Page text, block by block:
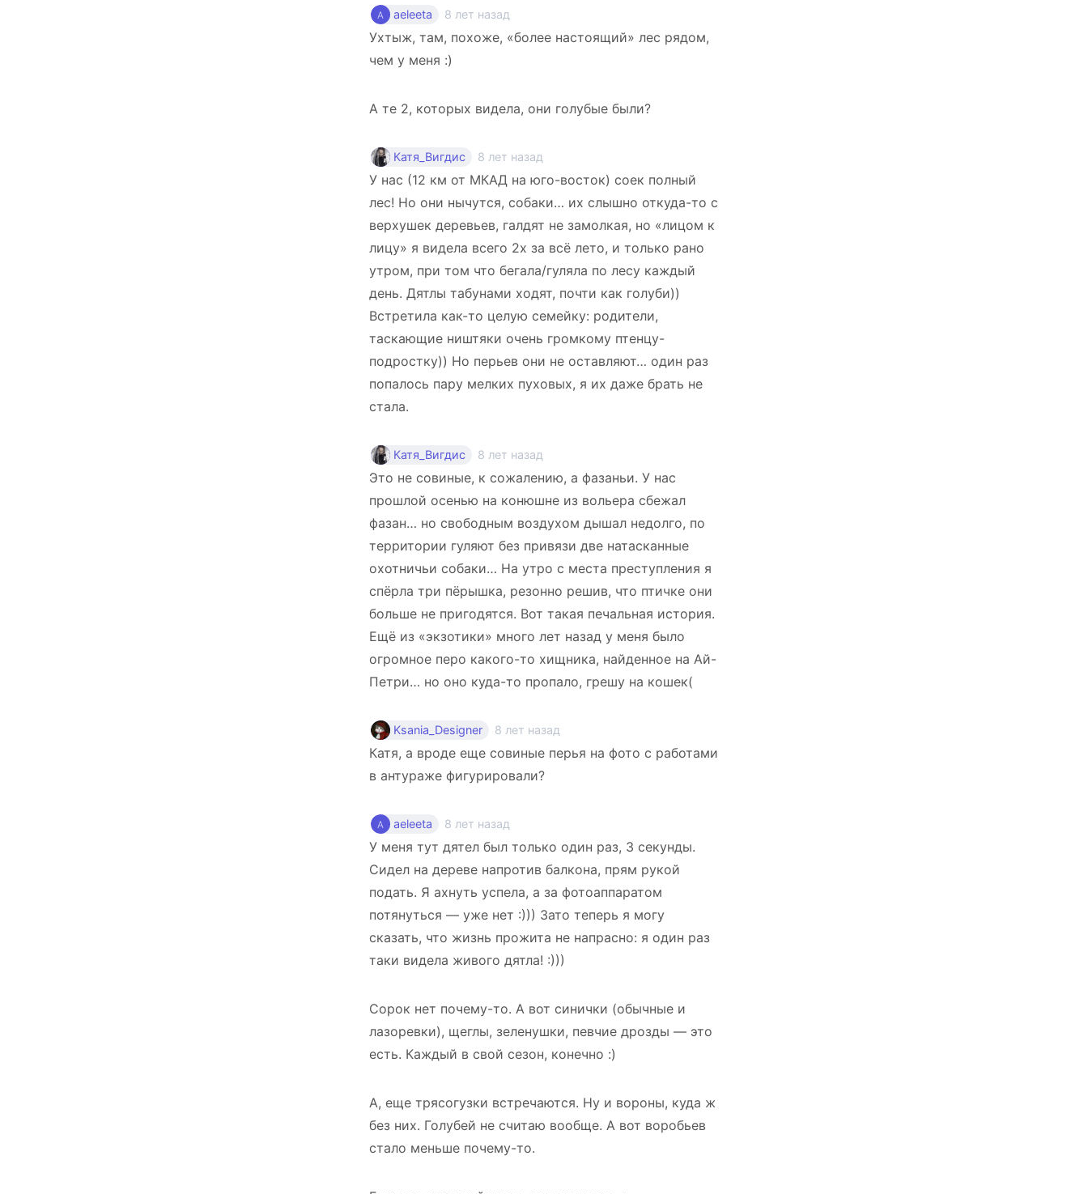
aeleeta 8 лет назад
Ухтыж, там, похоже, «более настоящий» лес рядом,
чем у меня :)
А те 2, которых видела, они голубые были?
Катя_Вигдис 8 лет назад
У нас (12 км от МКАД на юго-восток) соек полный
лес! Но они нычутся, собаки… их слышно откуда-то с
верхушек деревьев, галдят не замолкая, но «лицом к
лицу» я видела всего 2х за всё лето, и только рано
утром, при том что бегала/гуляла по лесу каждый
день. Дятлы табунами ходят, почти как голуби))
Встретила как-то целую семейку: родители,
таскающие ништяки очень громкому птенцу-
подростку)) Но перьев они не оставляют… один раз
попалось пару мелких пуховых, я их даже брать не
стала.
Катя_Вигдис 8 лет назад
Это не совиные, к сожалению, а фазаньи. У нас
прошлой осенью на конюшне из вольера сбежал
фазан… но свободным воздухом дышал недолго, по
территории гуляют без привязи две натасканные
охотничьи собаки… На утро с места преступления я
спёрла три пёрышка, резонно решив, что птичке они
больше не пригодятся. Вот такая печальная история.
Ещё из «экзотики» много лет назад у меня было
огромное перо какого-то хищника, найденное на Ай-
Петри… но оно куда-то пропало, грешу на кошек(
Ksania_Designer 8 лет назад
Катя, а вроде еще совиные перья на фото с работами
в антураже фигурировали?
aeleeta 8 лет назад
У меня тут дятел был только один раз, 3 секунды.
Сидел на дереве напротив балкона, прям рукой
подать. Я ахнуть успела, а за фотоаппаратом
потянуться — уже нет :))) Зато теперь я могу
сказать, что жизнь прожита не напрасно: я один раз
таки видела живого дятла! :)))
Сорок нет почему-то. А вот синички (обычные и
лазоревки), щеглы, зеленушки, певчие дрозды — это
есть. Каждый в свой сезон, конечно :)
А, еще трясогузки встречаются. Ну и вороны, куда ж
без них. Голубей не считаю вообще. А вот воробьев
стало меньше почему-то.